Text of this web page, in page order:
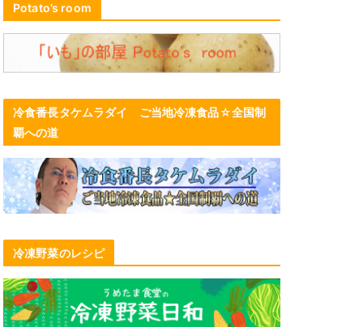
Potato’s room
冷食番長タケムラダイ ご当地冷凍食品☆全国制
覇への道
冷凍野菜のレシピ